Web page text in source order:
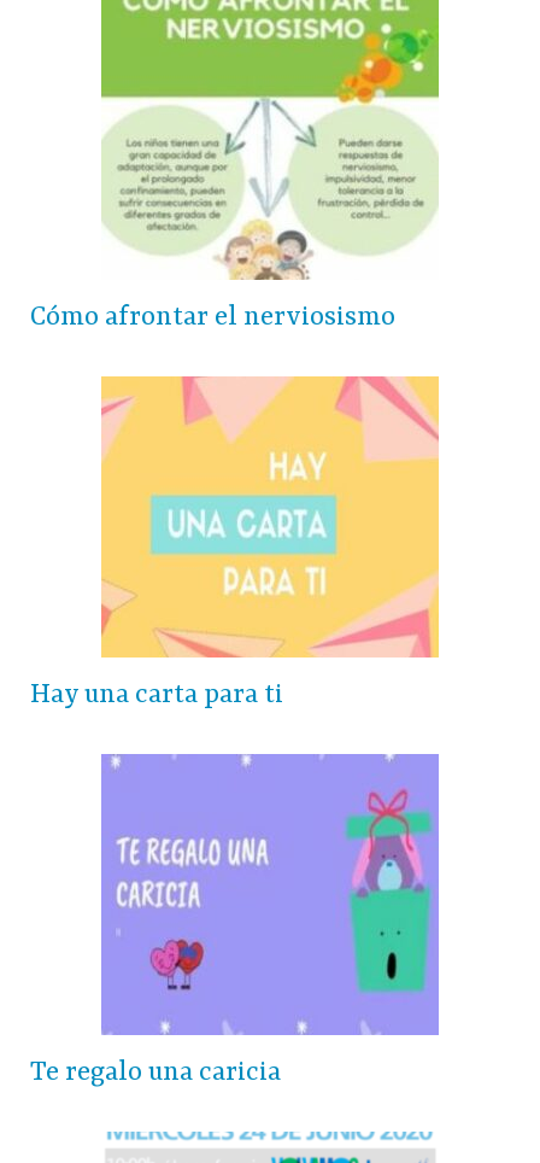
Cómo afrontar el nerviosismo
Hay una carta para ti
Te regalo una caricia